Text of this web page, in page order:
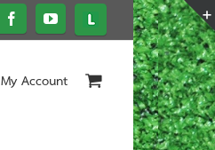
My Account